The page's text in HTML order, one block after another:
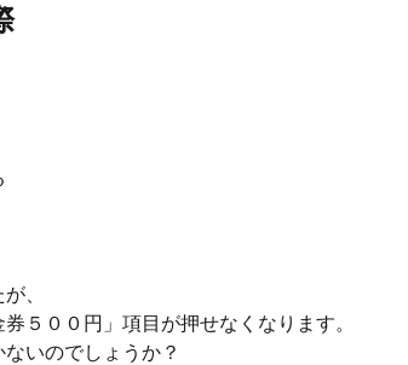
、
５００円」項目が押せなくなります。
いのでしょうか？